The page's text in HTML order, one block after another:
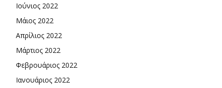
Ιούνιος 2022
Μάιος 2022
Απρίλιος 2022
Μάρτιος 2022
Φεβρουάριος 2022
Ιανουάριος 2022